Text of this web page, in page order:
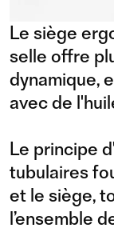
Le siège
selle offre
dynamique,
avec de
Le principe
tubulaires
et le siège,
l’ensemble